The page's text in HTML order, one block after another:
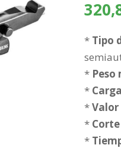
* Tipo
*
*
*Valor
*
*